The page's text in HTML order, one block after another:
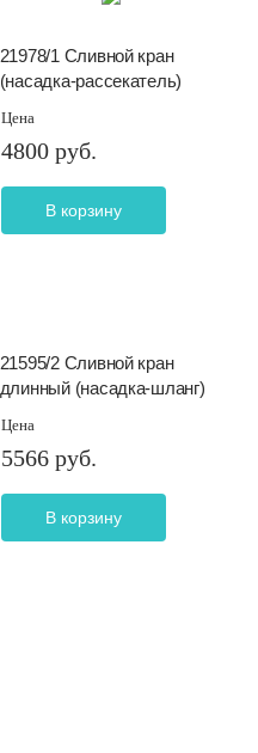
21978/1 Сливной кран
(насадка-рассекатель)
Цена
4800 руб.
В корзину
21595/2 Сливной кран
длинный (насадка-шланг)
Цена
5566 руб.
В корзину